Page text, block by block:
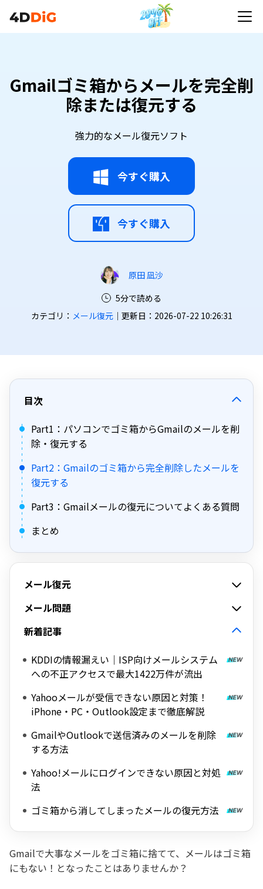
Gmailゴミ箱からメールを完全削
除または復元する
強力的なメール復元ソフト
今すぐ購入
今すぐ購入
原田 凪沙
5分で読める
カテゴリ： メール復元｜更新日：2026-07-22 10:26:31
目次
Part1：パソコンでゴミ箱からGmailのメールを削
除・復元する
Part2：Gmailのゴミ箱から完全削除したメールを
復元する
Part3：Gmailメールの復元についてよくある質問
まとめ
メール復元
メール問題
新着記事
KDDIの情報漏えい｜ISP向けメールシステム
への不正アクセスで最大1422万件が流出
Yahooメールが受信できない原因と対策！
iPhone・PC・Outlook設定まで徹底解説
GmailやOutlookで送信済みのメールを削除
する方法
Yahoo!メールにログインできない原因と対処
法
ゴミ箱から消してしまったメールの復元方法
Gmailで大事なメールをゴミ箱に捨てて、メールはゴミ箱
にもない！となったことはありませんか？